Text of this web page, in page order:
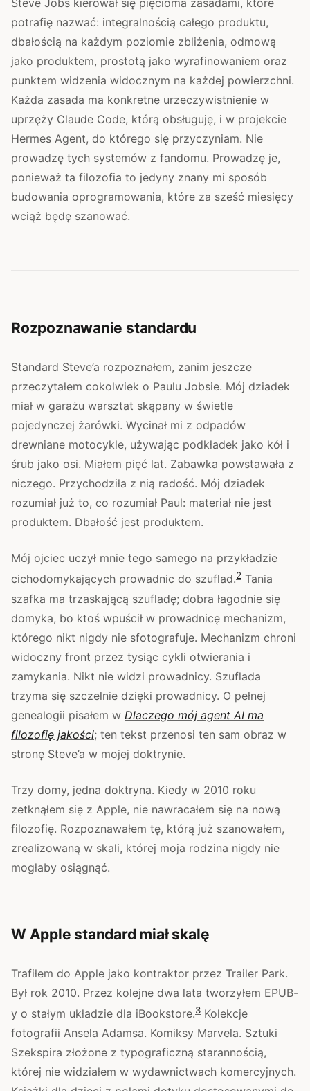
Steve Jobs kierował się pięcioma zasadami, które
potrafię nazwać: integralnością całego produktu,
dbałością na każdym poziomie zbliżenia, odmową
jako produktem, prostotą jako wyrafinowaniem oraz
punktem widzenia widocznym na każdej powierzchni.
Każda zasada ma konkretne urzeczywistnienie w
uprzęży Claude Code, którą obsługuję, i w projekcie
Hermes Agent, do którego się przyczyniam. Nie
prowadzę tych systemów z fandomu. Prowadzę je,
ponieważ ta filozofia to jedyny znany mi sposób
budowania oprogramowania, które za sześć miesięcy
wciąż będę szanować.
Rozpoznawanie standardu
Standard Steve’a rozpoznałem, zanim jeszcze
przeczytałem cokolwiek o Paulu Jobsie. Mój dziadek
miał w garażu warsztat skąpany w świetle
pojedynczej żarówki. Wycinał mi z odpadów
drewniane motocykle, używając podkładek jako kół i
śrub jako osi. Miałem pięć lat. Zabawka powstawała z
niczego. Przychodziła z nią radość. Mój dziadek
rozumiał już to, co rozumiał Paul: materiał nie jest
produktem. Dbałość jest produktem.
Mój ojciec uczył mnie tego samego na przykładzie
cichodomykających prowadnic do szuflad.2 Tania
szafka ma trzaskającą szufladę; dobra łagodnie się
domyka, bo ktoś wpuścił w prowadnicę mechanizm,
którego nikt nigdy nie sfotografuje. Mechanizm chroni
widoczny front przez tysiąc cykli otwierania i
zamykania. Nikt nie widzi prowadnicy. Szuflada
trzyma się szczelnie dzięki prowadnicy. O pełnej
genealogii pisałem w Dlaczego mój agent AI ma
filozofię jakości; ten tekst przenosi ten sam obraz w
stronę Steve’a w mojej doktrynie.
Trzy domy, jedna doktryna. Kiedy w 2010 roku
zetknąłem się z Apple, nie nawracałem się na nową
filozofię. Rozpoznawałem tę, którą już szanowałem,
zrealizowaną w skali, której moja rodzina nigdy nie
mogłaby osiągnąć.
W Apple standard miał skalę
Trafiłem do Apple jako kontraktor przez Trailer Park.
Był rok 2010. Przez kolejne dwa lata tworzyłem EPUB-
y o stałym układzie dla iBookstore.3 Kolekcje
fotografii Ansela Adamsa. Komiksy Marvela. Sztuki
Szekspira złożone z typograficzną starannością,
której nie widziałem w wydawnictwach komercyjnych.